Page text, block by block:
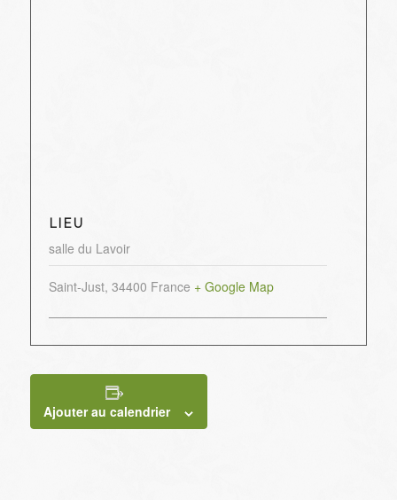
LIEU
salle du Lavoir
Saint-Just, 34400 France + Google Map
Ajouter au calendrier